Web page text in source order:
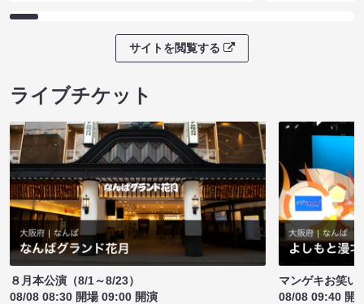
サイトを閲覧する
ライブチケット
８月本公演（8/1～8/23）
08/08 08:30 開場 09:00 開演
マンゲキお笑い
08/08 09:40 開